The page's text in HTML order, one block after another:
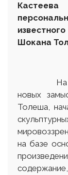
Шокана
На
новых
Толеша,
на базе